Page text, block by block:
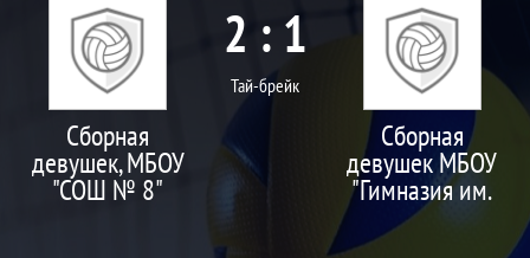
Сборная
девушек, МБОУ
"СОШ № 8"
2 : 1
Тай-брейк
Сборная
девушек МБОУ
"Гимназия им.
Наби Даули"